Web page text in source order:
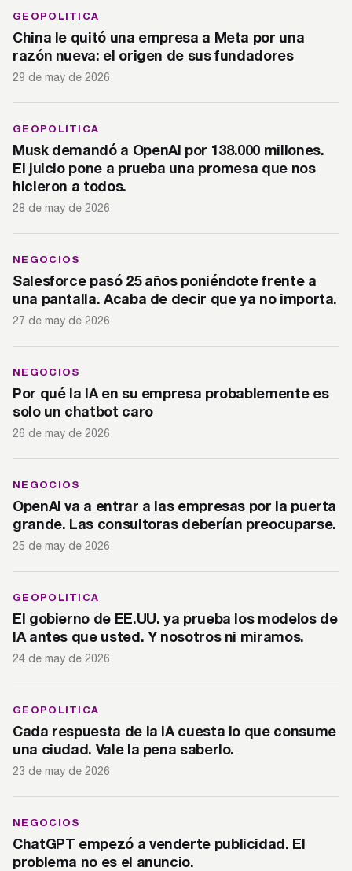
GEOPOLITICA
China le quitó una empresa a Meta por una
razón nueva: el origen de sus fundadores
29 de may de 2026
GEOPOLITICA
Musk demandó a OpenAI por 138.000 millones.
El juicio pone a prueba una promesa que nos
hicieron a todos.
28 de may de 2026
NEGOCIOS
Salesforce pasó 25 años poniéndote frente a
una pantalla. Acaba de decir que ya no importa.
27 de may de 2026
NEGOCIOS
Por qué la IA en su empresa probablemente es
solo un chatbot caro
26 de may de 2026
NEGOCIOS
OpenAI va a entrar a las empresas por la puerta
grande. Las consultoras deberían preocuparse.
25 de may de 2026
GEOPOLITICA
El gobierno de EE.UU. ya prueba los modelos de
IA antes que usted. Y nosotros ni miramos.
24 de may de 2026
GEOPOLITICA
Cada respuesta de la IA cuesta lo que consume
una ciudad. Vale la pena saberlo.
23 de may de 2026
NEGOCIOS
ChatGPT empezó a venderte publicidad. El
problema no es el anuncio.